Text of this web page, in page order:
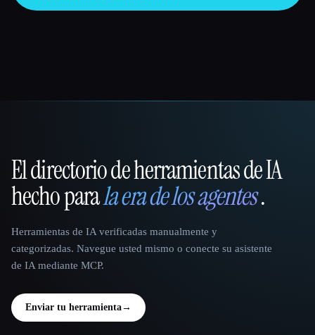
That AI Collection
El directorio de herramientas de IA
hecho parala era de los agentes.
Herramientas de IA verificadas manualmente y
categorizadas. Navegue usted mismo o conecte su asistente
de IA mediante MCP.
Enviar tu herramienta→